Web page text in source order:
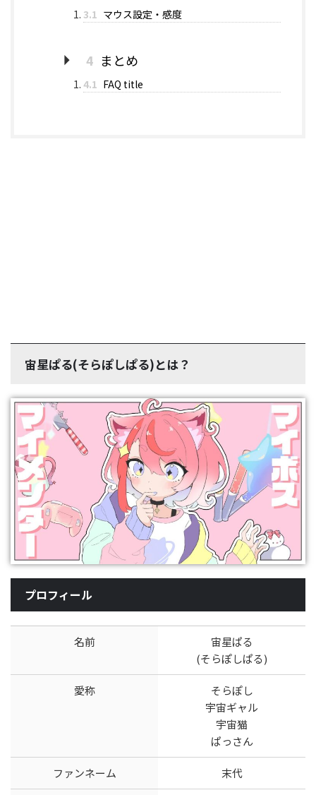
3.1 マウス設定・感度
4 まとめ
4.1 FAQ title
宙星ぱる(そらぽしぱる)とは？
プロフィール
名前
宙星ぱる
(そらぽしぱる)
愛称
そらぽし
宇宙ギャル
宇宙猫
ぱっさん
ファンネーム 末代